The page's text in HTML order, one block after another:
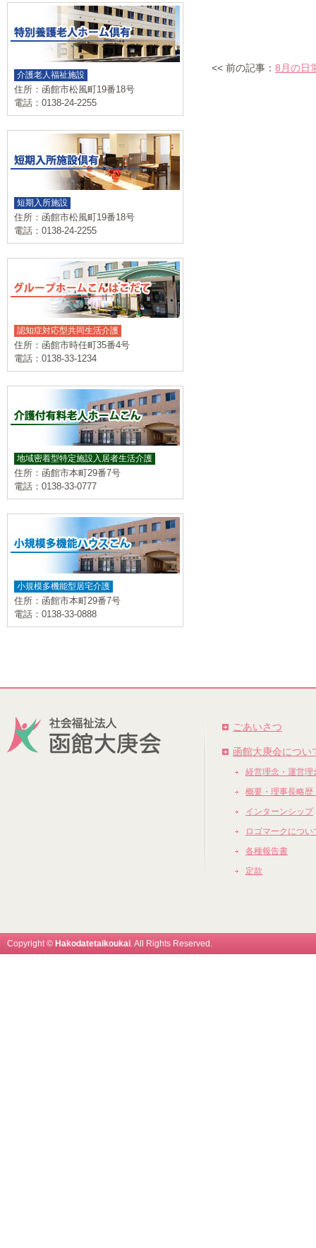
<< 前の記事： 8月の日
介護老人福祉施設
住所：函館市松風町19番18号
電話：0138-24-2255
短期入所施設
住所：函館市松風町19番18号
電話：0138-24-2255
認知症対応型共同生活介護
住所：函館市時任町35番4号
電話：0138-33-1234
地域密着型特定施設入居者生活介護
住所：函館市本町29番7号
電話：0138-33-0777
小規模多機能型居宅介護
住所：函館市本町29番7号
電話：0138-33-0888
ごあいさつ
函館大庚会につい
経営理念・運営理
概要・理事長略歴
インターンシップ
ロゴマークについ
各種報告書
定款
Copyright © Hakodatetaikoukai. All Rights Reserved.